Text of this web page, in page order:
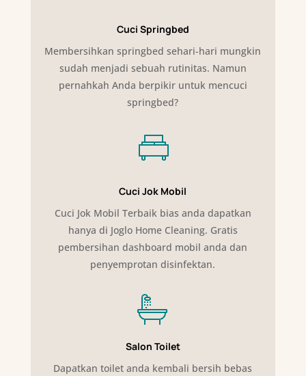
Cuci Springbed
Membersihkan springbed sehari-hari mungkin
sudah menjadi sebuah rutinitas. Namun
pernahkah Anda berpikir untuk mencuci
springbed?
Cuci Jok Mobil
Cuci Jok Mobil Terbaik bias anda dapatkan
hanya di Joglo Home Cleaning. Gratis
pembersihan dashboard mobil anda dan
penyemprotan disinfektan.
Salon Toilet
Dapatkan toilet anda kembali bersih bebas